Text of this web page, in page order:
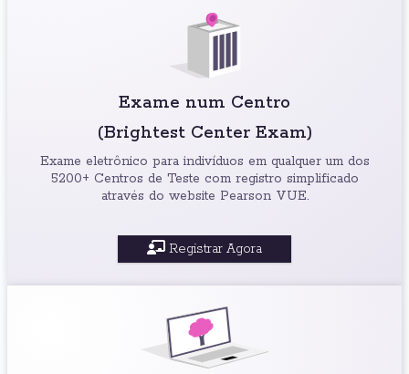
Exame num Centro
(Brightest Center Exam)
Exame eletrônico para indivíduos em qualquer um dos
5200+ Centros de Teste com registro simplificado
através do website Pearson VUE.
Registrar Agora